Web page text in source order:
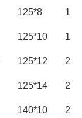
125*8
125*10
125*12
125*14
140*10